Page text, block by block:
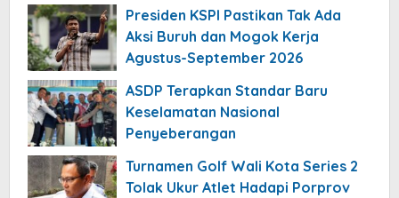
Presiden KSPI Pastikan Tak Ada
Aksi Buruh dan Mogok Kerja
Agustus-September 2026
ASDP Terapkan Standar Baru
Keselamatan Nasional
Penyeberangan
Turnamen Golf Wali Kota Series 2
Tolak Ukur Atlet Hadapi Porprov